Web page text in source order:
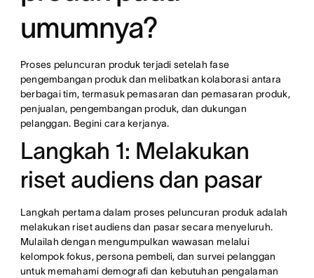
umumnya?
Proses peluncuran produk terjadi setelah fase
pengembangan produk dan melibatkan kolaborasi antara
berbagai tim, termasuk pemasaran dan pemasaran produk,
penjualan, pengembangan produk, dan dukungan
pelanggan. Begini cara kerjanya.
Langkah 1: Melakukan
riset audiens dan pasar
Langkah pertama dalam proses peluncuran produk adalah
melakukan riset audiens dan pasar secara menyeluruh.
Mulailah dengan mengumpulkan wawasan melalui
kelompok fokus, persona pembeli, dan survei pelanggan
untuk memahami demografi dan kebutuhan pengalaman